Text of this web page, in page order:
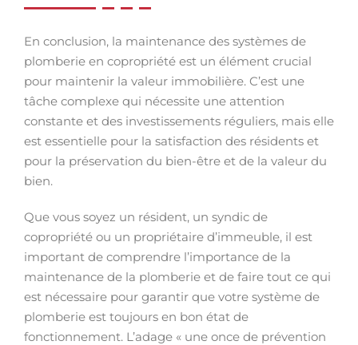
En conclusion, la maintenance des systèmes de
plomberie en copropriété est un élément crucial
pour maintenir la valeur immobilière. C’est une
tâche complexe qui nécessite une attention
constante et des investissements réguliers, mais elle
est essentielle pour la satisfaction des résidents et
pour la préservation du bien-être et de la valeur du
bien.
Que vous soyez un résident, un syndic de
copropriété ou un propriétaire d’immeuble, il est
important de comprendre l’importance de la
maintenance de la plomberie et de faire tout ce qui
est nécessaire pour garantir que votre système de
plomberie est toujours en bon état de
fonctionnement. L’adage « une once de prévention